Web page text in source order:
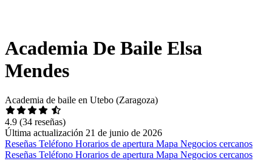
Academia De Baile Elsa
Mendes
Academia de baile en Utebo (Zaragoza)
4.9 (34 reseñas)
Última actualización 21 de junio de 2026
Reseñas Teléfono Horarios de apertura Mapa Negocios cercanos
Reseñas Teléfono Horarios de apertura Mapa Negocios cercanos